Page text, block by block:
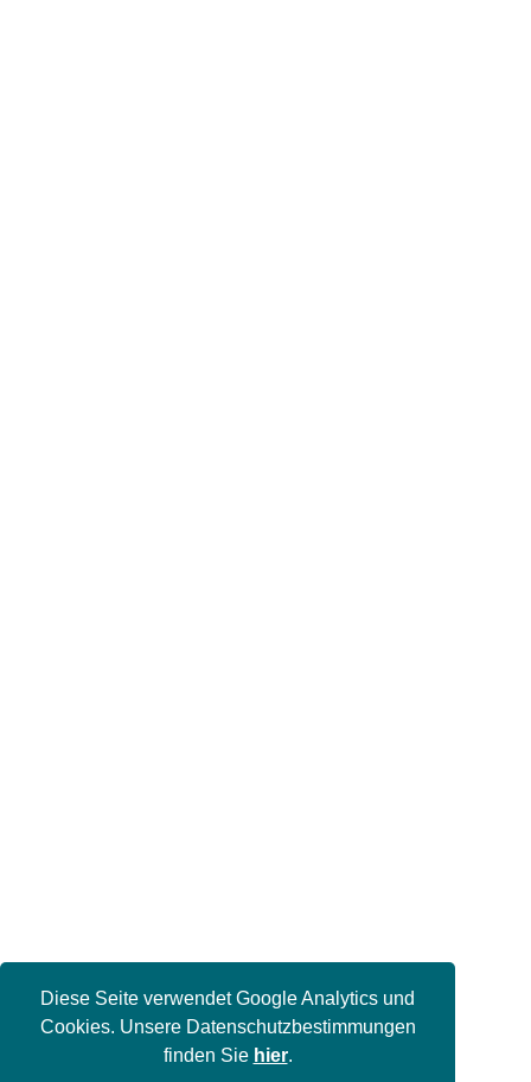
Diese Seite verwendet Google Analytics und
Cookies. Unsere Datenschutzbestimmungen
finden Sie hier.